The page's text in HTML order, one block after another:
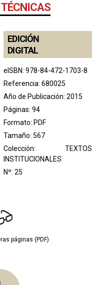
EDICIÓN
DIGITAL
eISBN: 978-84-472-1703-8
Referencia: 680025
Año de Publicación: 2015
Páginas: 94
Formato: PDF
Tamaño: 567
Colección: TEXTOS
INSTITUCIONALES
Nº: 25
páginas (PDF)